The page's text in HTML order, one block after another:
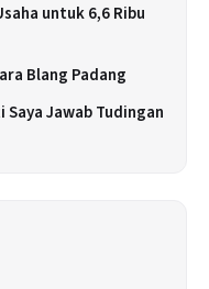
untuk 6,6 Ribu
Blang Padang
Saya Jawab Tudingan